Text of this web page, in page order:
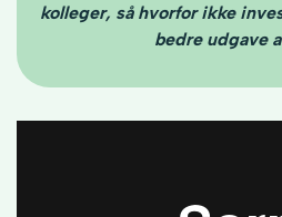
kolleger, så hvorfor ikke
bedre udgave